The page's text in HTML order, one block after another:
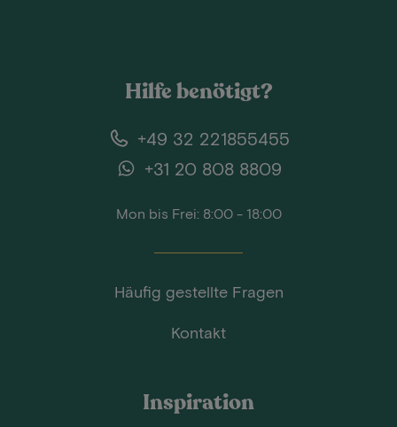
Hilfe benötigt?
+49 32 221855455
+31 20 808 8809
Mon bis Frei: 8:00 - 18:00
Häufig gestellte Fragen
Kontakt
Inspiration